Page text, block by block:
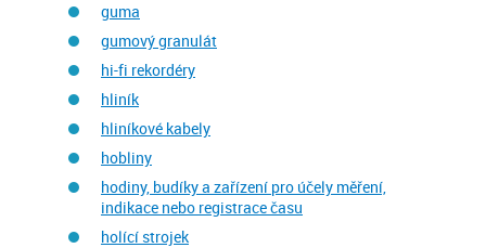
guma
gumový granulát
hi-fi rekordéry
hliník
hliníkové kabely
hobliny
hodiny, budíky a zařízení pro účely měření,
indikace nebo registrace času
holící strojek